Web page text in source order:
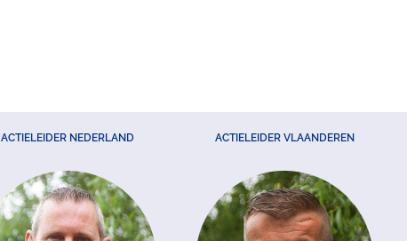
ACTIELEIDER NEDERLAND ACTIELEIDER VLAANDEREN